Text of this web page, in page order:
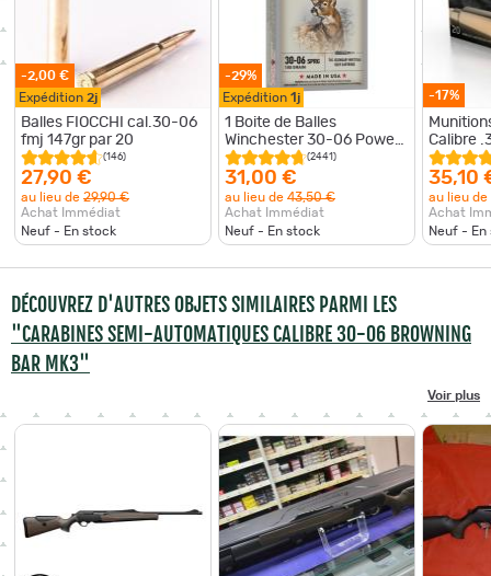
-2,00 €
Expédition 2j
Balles FIOCCHI cal.30-06
fmj 147gr par 20
(146)
27,90 €
au lieu de 29,90 €
Achat Immédiat
Neuf - En stock
-29%
Expédition 1j
1 Boite de Balles
Winchester 30-06 Power
Point 180gr (2441)
31,00 €
au lieu de 43,50 €
Achat Immédiat
Neuf - En stock
-17%
Calibre
grains
35,10
au lieu de
Achat
Neuf - En
DÉCOUVREZ D'AUTRES OBJETS SIMILAIRES PARMI LES
"CARABINES SEMI-AUTOMATIQUES CALIBRE 30-06 BROWNING
BAR MK3"
Voir plus